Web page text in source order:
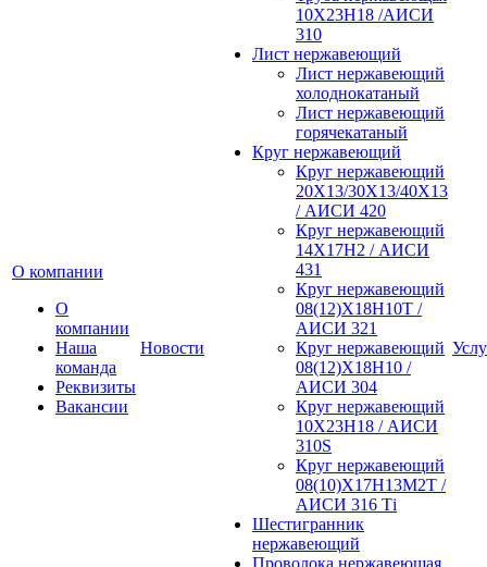
О компании
О
компании
Наша
команда
Реквизиты
Вакансии
Новости
10Х23Н18 /АИСИ
310
Лист нержавеющий
Лист нержавеющий
холоднокатаный
Лист нержавеющий
горячекатаный
Круг нержавеющий
Круг нержавеющий
20Х13/30Х13/40Х13
/ АИСИ 420
Круг нержавеющий
14Х17Н2 / АИСИ
431
Круг нержавеющий
08(12)Х18Н10Т /
АИСИ 321
Круг нержавеющий
08(12)Х18Н10 /
АИСИ 304
Круг нержавеющий
10Х23Н18 / АИСИ
310S
Круг нержавеющий
08(10)Х17Н13М2Т /
АИСИ 316 Тi
Шестигранник
нержавеющий
Проволока нержавеющая